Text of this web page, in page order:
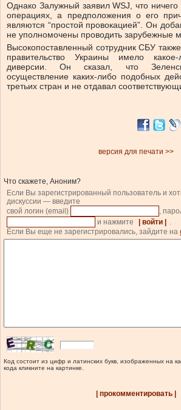
Однако Залужный заявил WSJ, что
операциях, а предположения о его
являются “простой провокацией”. Он
не уполномочены проводить зарубежные
Высокопоставленный сотрудник СБУ также
правительство Украины имело
диверсии. Он сказал, что
осуществление каких-либо подобных
третьих стран и не отдавал
версия для печати >>
Что скажете, Аноним?
Если Вы зарегистрированный пользователь и
дискуссии — введите
свой логин (email)
,
и нажмите
| войти |
.
Если Вы еще не зарегистрировались, зайдите на
Код состоит из цифр и латинских букв, изображенных на
кода кликните на картинке.
| прокомментировать |